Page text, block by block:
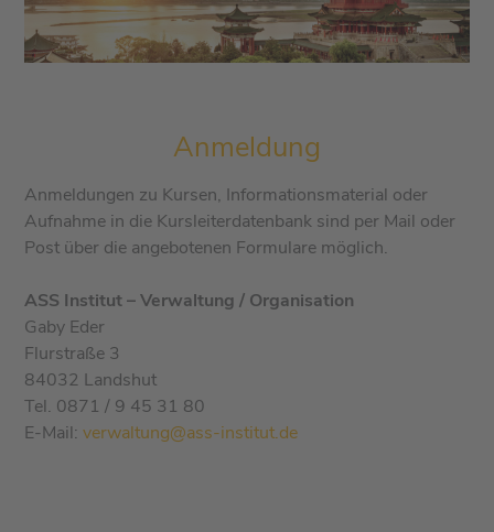
Anmeldung
Anmeldungen zu Kursen, Informationsmaterial oder
Aufnahme in die Kursleiterdatenbank sind per Mail oder
Post über die angebotenen Formulare möglich.
ASS Institut – Verwaltung / Organisation
Gaby Eder
Flurstraße 3
84032 Landshut
Tel. 0871 / 9 45 31 80
E-Mail:verwaltung@ass-institut.de